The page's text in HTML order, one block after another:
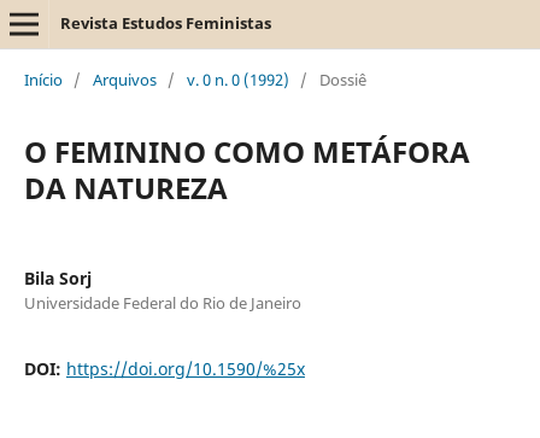
Revista Estudos Feministas
Início / Arquivos / v. 0 n. 0 (1992) / Dossiê
O FEMININO COMO METÁFORA
DA NATUREZA
Bila Sorj
Universidade Federal do Rio de Janeiro
DOI: https://doi.org/10.1590/%25x